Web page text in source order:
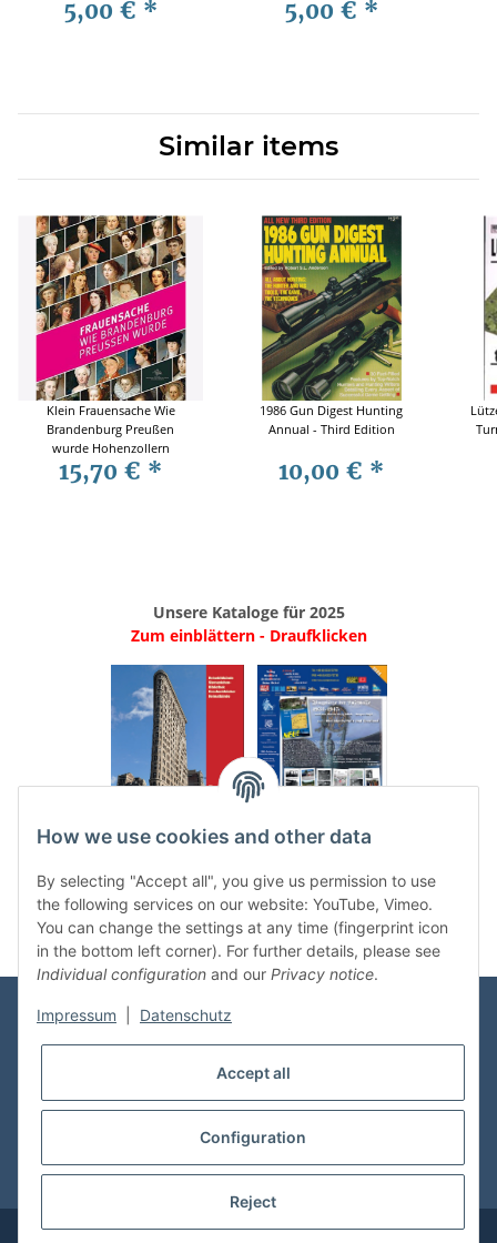
5,00 € * 5,00 € *
Similar items
Klein Frauensache Wie
Brandenburg Preußen
wurde Hohenzollern
15,70 € *
1986 Gun Digest Hunting
Annual - Third Edition
10,00 € *
Unsere Kataloge für 2025
Zum einblättern - Draufklicken
. ..
Categories
Shop Service
* All prices incl. VAT, plusshipping fees
© vdmedien24.de Visitor counter: 10730752
How we use cookies and other data
By selecting "Accept all", you give us permission to use
the following services on our website: YouTube, Vimeo.
You can change the settings at any time (fingerprint icon
in the bottom left corner). For further details, please see
Individual configuration and our Privacy notice.
Impressum Datenschutz
Accept all
Configuration
Reject